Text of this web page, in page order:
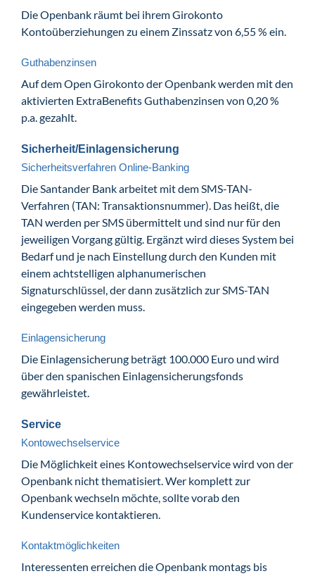
Die Openbank räumt bei ihrem Girokonto
Kontoüberziehungen zu einem Zinssatz von 6,55 % ein.
Guthabenzinsen
Auf dem Open Girokonto der Openbank werden mit den
aktivierten ExtraBenefits Guthabenzinsen von 0,20 %
p.a. gezahlt.
Sicherheit/Einlagensicherung
Sicherheitsverfahren Online-Banking
Die Santander Bank arbeitet mit dem SMS-TAN-
Verfahren (TAN: Transaktionsnummer). Das heißt, die
TAN werden per SMS übermittelt und sind nur für den
jeweiligen Vorgang gültig. Ergänzt wird dieses System bei
Bedarf und je nach Einstellung durch den Kunden mit
einem achtstelligen alphanumerischen
Signaturschlüssel, der dann zusätzlich zur SMS-TAN
eingegeben werden muss.
Einlagensicherung
Die Einlagensicherung beträgt 100.000 Euro und wird
über den spanischen Einlagensicherungsfonds
gewährleistet.
Service
Kontowechselservice
Die Möglichkeit eines Kontowechselservice wird von der
Openbank nicht thematisiert. Wer komplett zur
Openbank wechseln möchte, sollte vorab den
Kundenservice kontaktieren.
Kontaktmöglichkeiten
Interessenten erreichen die Openbank montags bis